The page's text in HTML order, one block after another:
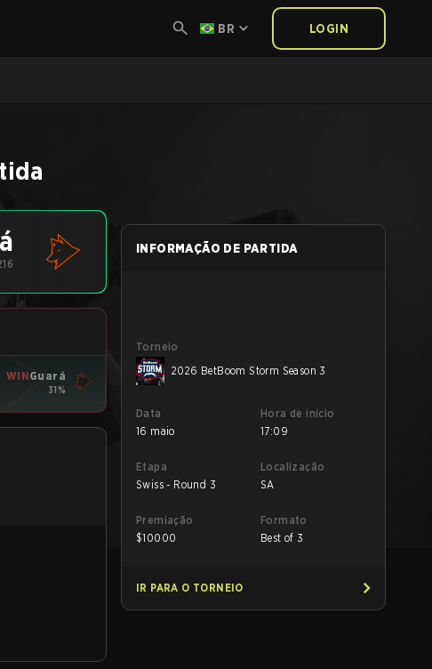
BR LOGIN
WINGuará
31%
INFORMAÇÃO DE PARTIDA
Torneio
2026 BetBoom Storm Season 3
Data
16 maio
Hora de início
17:09
Etapa
Swiss - Round 3
Localização
SA
Premiação
$10000
Formato
Best of 3
IR PARA O TORNEIO